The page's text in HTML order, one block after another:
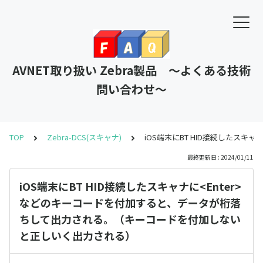
AVNET取り扱い Zebra製品 ～よくある技術
問い合わせ～
TOP Zebra-DCS(スキャナ) iOS端末にBT HID接続したスキャ
最終更新日 : 2024/01/11
iOS端末にBT HID接続したスキャナに<Enter>
などのキーコードを付加すると、データが桁落
ちして出力される。（キーコードを付加しない
と正しいく出力される）